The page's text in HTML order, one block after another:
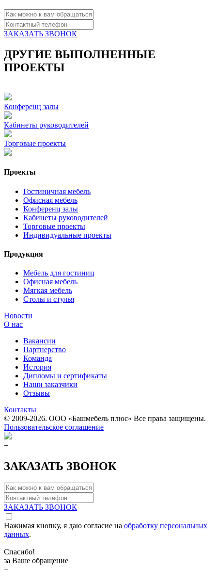
ЗАКАЗАТЬ ЗВОНОК
ДРУГИЕ ВЫПОЛНЕННЫЕ
ПРОЕКТЫ
Конференц залы
Кабинеты руководителей
Торговые проекты
Проекты
Гостиничная мебель
Офисная мебель
Конференц залы
Кабинеты руководителей
Торговые проекты
Индивидуальные проекты
Продукция
Мебель для гостиниц
Офисная мебель
Мягкая мебель
Столы и стулья
Новости
О нас
Вакансии
Партнерство
Команда
История
Дипломы и сертификаты
Наши заказчики
Отзывы
Контакты
© 2009-2026. ООО «Башмебель плюс» Все права защищены.
Пользовательское соглашение
+
ЗАКАЗАТЬ ЗВОНОК
ЗАКАЗАТЬ ЗВОНОК
Нажимая кнопку, я даю согласие на обработку персональных
данных.
Спасибо!
за Ваше обращение
+